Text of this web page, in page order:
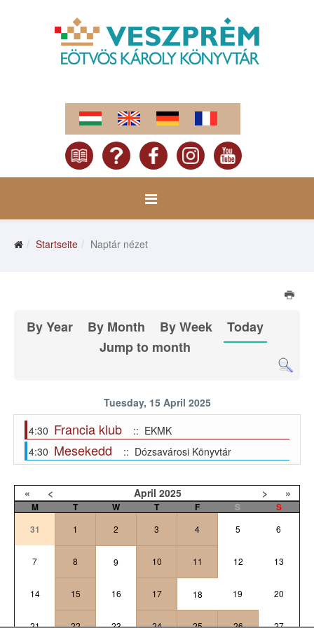
Startseite Naptár nézet
By Year By Month By Week
Today
Jump to month
Tuesday, 15 April 2025
4:30 Francia klub
:: EKMK
4:30 Mesekedd :: Dózsavárosi Könyvtár
« < April 2025 > »
M T W T F S
S
31
1 2 3 4 5 6
7 8 9 10 11 12 13
14 15 16 17 18 19 20
21 22 23 24 25 26 27